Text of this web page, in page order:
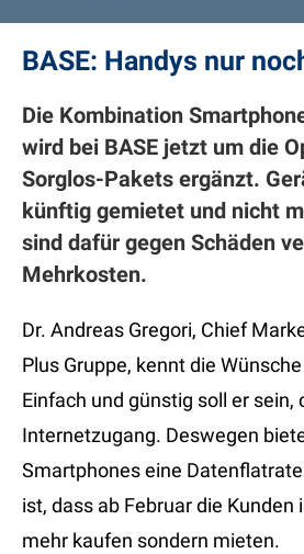
BASE: Handys nur
Die Kombination
wird bei BASE jetzt um die
Sorglos-Pakets ergänzt.
künftig gemietet und nicht
sind dafür gegen Schäden
Mehrkosten.
Dr. Andreas Gregori, Chief
Plus Gruppe, kennt die
Einfach und günstig soll er sein,
Internetzugang. Deswegen
Smartphones eine
ist, dass ab Februar die Kunden
mehr kaufen sondern mieten.